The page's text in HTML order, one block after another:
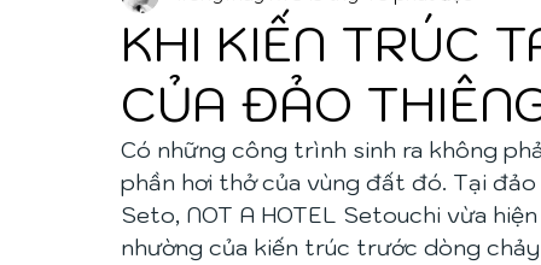
KHI KIẾN TRÚC
CỦA ĐẢO
Có những công trình sinh ra không
phần hơi thở của vùng đất đó. Tại
Seto, NOT A HOTEL Setouchi vừa
nhường của kiến trúc trước dòng